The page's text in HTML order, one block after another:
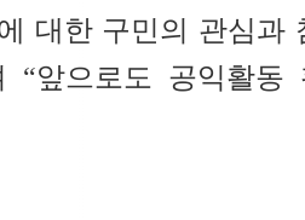
대한 구민의 관심과
“앞으로도 공익활